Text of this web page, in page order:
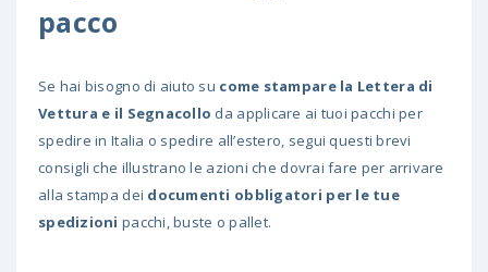
pacco
Se hai bisogno di aiuto su come stampare la Lettera di
Vettura e il Segnacollo da applicare ai tuoi pacchi per
spedire in Italia o spedire all’estero, segui questi brevi
consigli che illustrano le azioni che dovrai fare per arrivare
alla stampa dei documenti obbligatori per le tue
spedizioni pacchi, buste o pallet.